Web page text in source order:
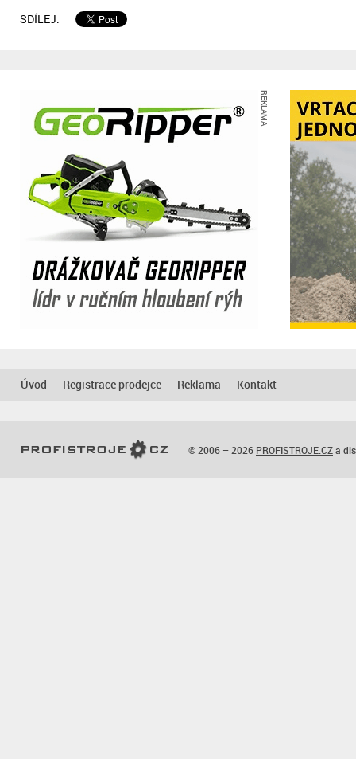
SDÍLEJ:
REKLAMA
Úvod Registrace prodejce Reklama Kontakt
© 2006 – 2026 PROFISTROJE.CZa